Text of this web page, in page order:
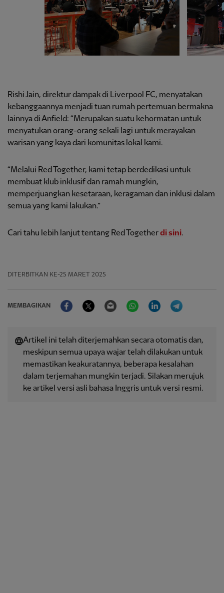
Rishi Jain, direktur dampak di Liverpool FC, menyatakan
kebanggaannya menjadi tuan rumah pertemuan bermakna
lainnya di Anfield: “Merupakan suatu kehormatan untuk
menyatukan orang-orang sekali lagi untuk merayakan
warisan yang kaya dari komunitas lokal kami.
“Melalui Red Together, kami tetap berdedikasi untuk
membuat klub inklusif dan ramah mungkin,
memperjuangkan kesetaraan, keragaman dan inklusi dalam
semua yang kami lakukan.”
Cari tahu lebih lanjut tentang Red Togetherdi sini.
DITERBITKAN KE-25 MARET 2025
MEMBAGIKAN
FacebookTwitter Email WhatsAppLinkedIn
Artikel ini telah diterjemahkan secara otomatis dan,
meskipun semua upaya wajar telah dilakukan untuk
memastikan keakuratannya, beberapa kesalahan
dalam terjemahan mungkin terjadi. Silakan merujuk
ke artikel versi asli bahasa Inggris untuk versi resmi.